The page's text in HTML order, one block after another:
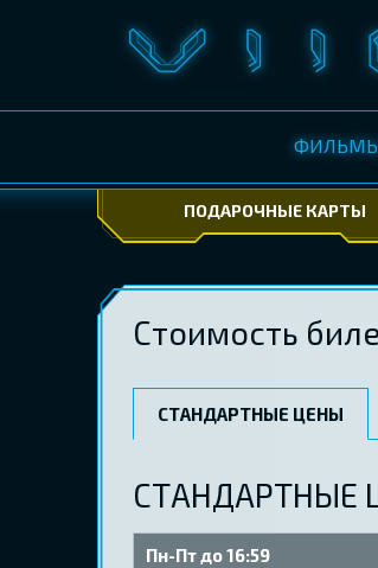
ПОДАРОЧНЫЕ КАРТЫ
Стоимость
СТАНДАРТНЫЕ ЦЕНЫ
СТАНДАРТНЫЕ
Пн-Пт до 16:59